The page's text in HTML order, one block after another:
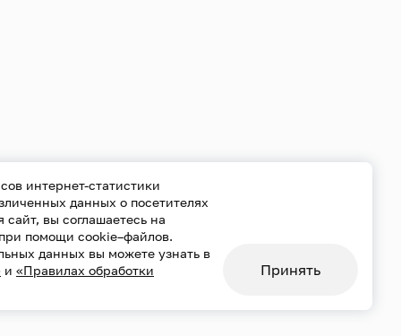
данных
Карта сайта
интернет-статистики
данных о посетителях
сайт, вы соглашаетесь на
помощи cookie–файлов.
данных вы можете узнать в
и «Правилах обработки
Принять